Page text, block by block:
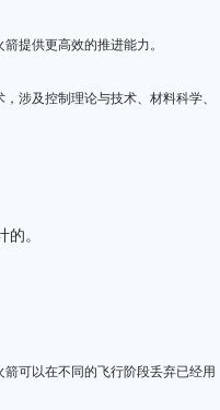
提供更高效的推进能力。
涉及控制理论与技术、材料科学、
。
可以在不同的飞行阶段丢弃已经用